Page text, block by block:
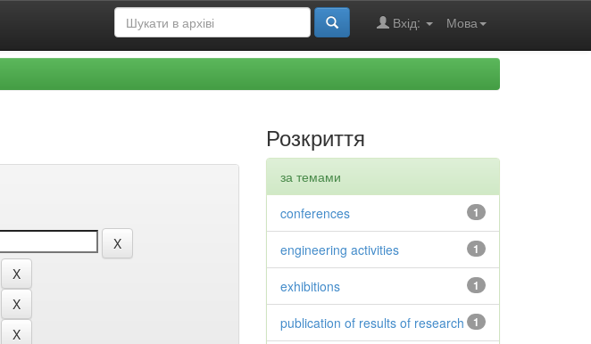
Мова
Вхід:
Розкриття
за темами
1
conferences
1
engineering activities
1
exhibitions
1
publication of results of research